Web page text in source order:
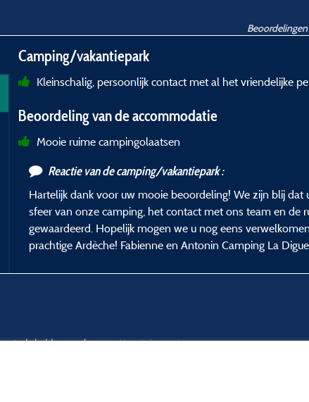
Camping/vakantiepark
Kleinschalig, persoonlijk contact met al het vriendelijke
Beoordeling van de accommodatie
Mooie ruime campingolaatsen
Reactie van de camping/vakantiepark :
Hartelijk dank voor uw mooie beoordeling! We zijn blij dat
sfeer van onze camping, het contact met ons team en de
gewaardeerd. Hopelijk mogen we u nog eens
prachtige Ardèche! Fabienne en Antonin Camping La Digue
hebben ondergaan.Meer informatie